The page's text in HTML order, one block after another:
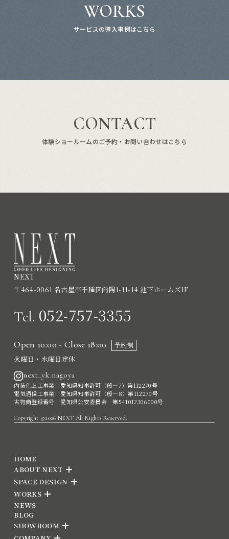
WORKS
サービスの導入事例はこちら
CONTACT
体験ショールームのご予約・お問い合わせはこちら
NEXT
〒464-0061 名古屋市千種区向陽1-11-14 池下ホームズ1F
Tel. 052-757-3355
Open 10:00 - Close 18:00 予約制
火曜日・水曜日定休
next_yk.nagoya
内装仕上工事業 愛知県知事許可（般―7）第112270号
電気通信工事業 愛知県知事許可（般―8）第112270号
古物商登録番号 愛知県公安委員会 第541012306000号
Copyright ©2026 NEXT All Rights Reserved.
HOME
ABOUT NEXT
SPACE DESIGN
WORKS
NEWS
BLOG
SHOWROOM